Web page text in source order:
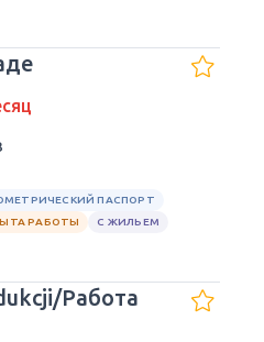
ПАСПОРТ
РАБОТЫ
С ЖИЛЬЕМ
Работа